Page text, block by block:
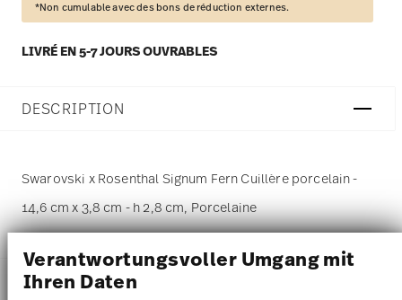
Verantwortungsvoller Umgang mit
Ihren Daten
*Non cumulable avec des bons de réduction externes.
LIVRÉ EN 5-7 JOURS OUVRABLES
DESCRIPTION
Swarovski x Rosenthal Signum Fern Cuillère porcelain -
14,6 cm x 3,8 cm - h 2,8 cm, Porcelaine
DÉTAILS